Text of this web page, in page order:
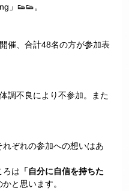
」👟👟。
催、合計48名の方が参加表
体調不良により不参加。また
れぞれの参加への想いはあ
ろは 「自分に自信を持ちた
と思います。